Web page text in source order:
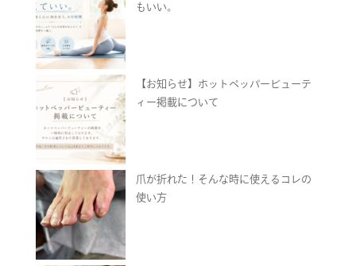
もいい。
【お知らせ】ホットペッパービューテ
ィー掲載について
爪が折れた！そんな時に使えるコレの
使い方